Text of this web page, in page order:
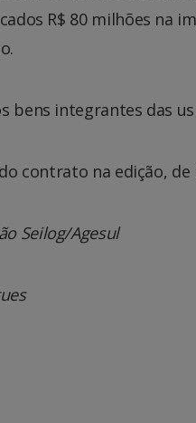
R$ 80 milhões
bens integrantes das
contrato na edição, de
Seilog/Agesul